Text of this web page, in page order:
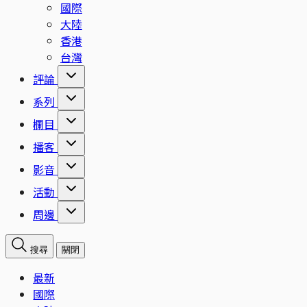
國際
大陸
香港
台灣
評論
系列
欄目
播客
影音
活動
周邊
搜尋 關閉
最新
國際